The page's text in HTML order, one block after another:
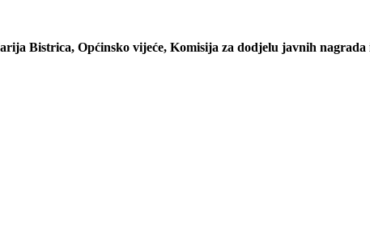
Bistrica, Općinsko vijeće, Komisija za dodjelu javnih